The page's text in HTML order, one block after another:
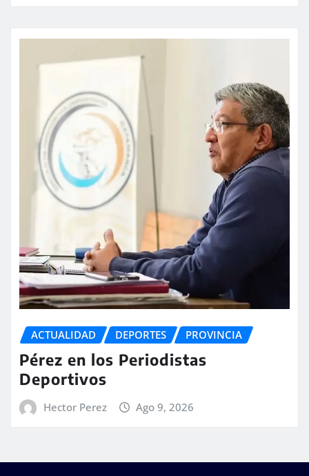
ACTUALIDAD DEPORTES PROVINCIA
Pérez en los Periodistas
Deportivos
Hector Perez Ago 9, 2026